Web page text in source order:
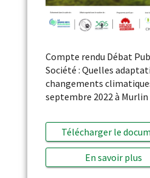
Compte rendu Débat
Société : Quelles
changements
septembre 2022 à Murlin
Télécharger le
En savoir plus